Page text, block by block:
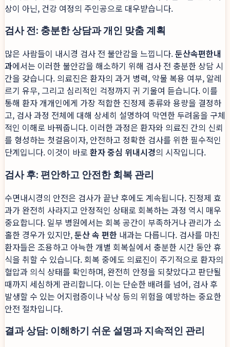
상이 아닌, 건강 여정의 주인공으로 대우받습니다.
검사 전: 충분한 상담과 개인 맞춤 계획
많은 사람들이 내시경 검사 전 불안감을 느낍니다.둔산속편한내
과에서는 이러한 불안감을 해소하기 위해 검사 전 충분한 상담 시
간을 갖습니다. 의료진은 환자의 과거 병력, 약물 복용 여부, 알레
르기 유무, 그리고 심리적인 걱정까지 귀 기울여 듣습니다. 이를
통해 환자 개개인에게 가장 적합한 진정제 종류와 용량을 결정하
고, 검사 과정 전체에 대해 상세히 설명하여 막연한 두려움을 구체
적인 이해로 바꿔줍니다. 이러한 과정은 환자와 의료진 간의 신뢰
를 형성하는 첫걸음이자, 안전하고 정확한 검사를 위한 필수적인
단계입니다. 이것이 바로 환자 중심 위내시경의 시작입니다.
검사 후: 편안하고 안전한 회복 관리
수면내시경의 안전은 검사가 끝난 후에도 계속됩니다. 진정제 효
과가 완전히 사라지고 안정적인 상태로 회복하는 과정 역시 매우
중요합니다. 일부 병원에서는 회복 공간이 부족하거나 관리가 소
홀한 경우가 있지만,둔산 속 편한 내과는 다릅니다. 검사를 마친
환자들은 조용하고 아늑한 개별 회복실에서 충분한 시간 동안 휴
식을 취할 수 있습니다. 회복 중에도 의료진이 주기적으로 환자의
혈압과 의식 상태를 확인하며, 완전히 안정을 되찾았다고 판단될
때까지 세심하게 관리합니다. 이는 단순한 배려를 넘어, 검사 후
발생할 수 있는 어지럼증이나 낙상 등의 위험을 예방하는 중요한
안전 절차입니다.
결과 상담: 이해하기 쉬운 설명과 지속적인 관리